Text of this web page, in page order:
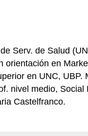
Serv. de Salud
orientación en
en UNC,
nivel medio,
Castelfranco.